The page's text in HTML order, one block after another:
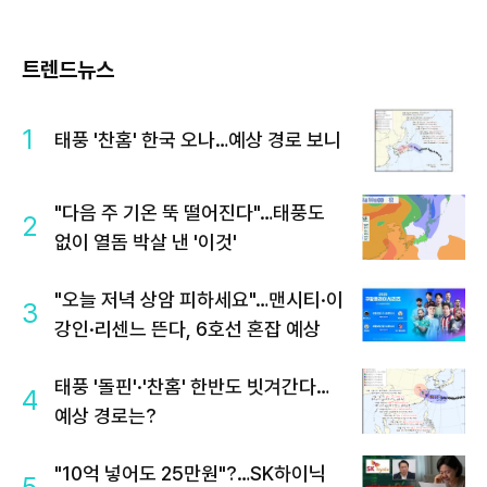
트렌드뉴스
1 태풍 '찬홈' 한국 오나…예상 경로 보니
2
"다음 주 기온 뚝 떨어진다"…태풍도
없이 열돔 박살 낸 '이것'
3
"오늘 저녁 상암 피하세요"…맨시티·이
강인·리센느 뜬다, 6호선 혼잡 예상
4
태풍 '돌핀'·'찬홈' 한반도 빗겨간다…
예상 경로는?
"10억 넣어도 25만원"?…SK하이닉